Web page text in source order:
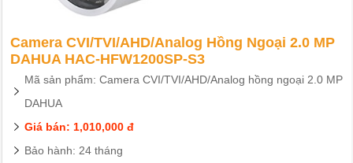
Camera CVI/TVI/AHD/Analog Hồng Ngoại 2.0 MP
DAHUA HAC-HFW1200SP-S3
Mã sản phẩm: Camera CVI/TVI/AHD/Analog hồng ngoại 2.0 MP
DAHUA
Giá bán: 1,010,000 đ
Bảo hành: 24 tháng